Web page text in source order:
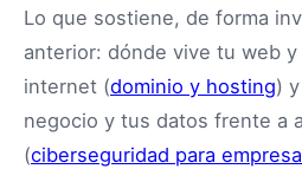
Lo que sostiene, de forma
anterior: dónde vive tu web
internet (dominio y hosting)
negocio y tus datos frente a
(ciberseguridad para